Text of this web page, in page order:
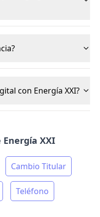
con Energía XXI?
XXI
Cambio Titular
Teléfono